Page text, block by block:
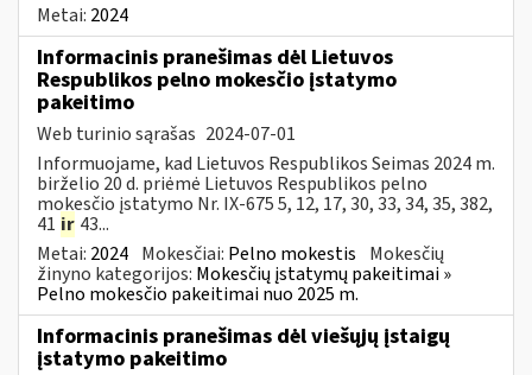
Metai: 2024
Informacinis pranešimas dėl Lietuvos
Respublikos pelno mokesčio įstatymo
pakeitimo
Web turinio sąrašas 2024-07-01
Informuojame, kad Lietuvos Respublikos Seimas 2024 m.
birželio 20 d. priėmė Lietuvos Respublikos pelno
mokesčio įstatymo Nr. IX-675 5, 12, 17, 30, 33, 34, 35, 382,
41 ir 43...
Metai: 2024 Mokesčiai: Pelno mokestis Mokesčių
žinyno kategorijos: Mokesčių įstatymų pakeitimai »
Pelno mokesčio pakeitimai nuo 2025 m.
Informacinis pranešimas dėl viešųjų įstaigų
įstatymo pakeitimo